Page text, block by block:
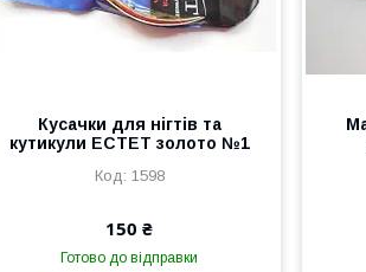
Кусачки для нігтів та
кутикули ЕСТЕТ золото №1
1598
150 ₴
Готово до відправки